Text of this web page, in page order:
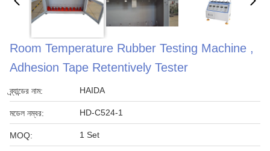
Room Temperature Rubber Testing Machine ,
Adhesion Tape Retentively Tester
ব্র্যান্ডের নাম: HAIDA
মডেল নম্বর: HD-C524-1
MOQ: 1 Set